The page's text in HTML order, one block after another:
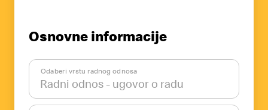
Osnovne informacije
Odaberi vrstu radnog odnosa